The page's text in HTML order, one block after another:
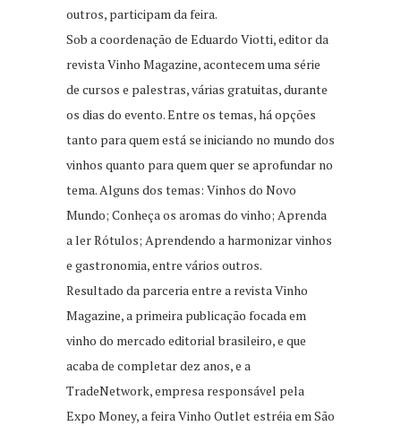
outros, participam da feira.
Sob a coordenação de Eduardo Viotti, editor da
revista Vinho Magazine, acontecem uma série
de cursos e palestras, várias gratuitas, durante
os dias do evento. Entre os temas, há opções
tanto para quem está se iniciando no mundo dos
vinhos quanto para quem quer se aprofundar no
tema. Alguns dos temas: Vinhos do Novo
Mundo; Conheça os aromas do vinho; Aprenda
a ler Rótulos; Aprendendo a harmonizar vinhos
e gastronomia, entre vários outros.
Resultado da parceria entre a revista Vinho
Magazine, a primeira publicação focada em
vinho do mercado editorial brasileiro, e que
acaba de completar dez anos, e a
TradeNetwork, empresa responsável pela
Expo Money, a feira Vinho Outlet estréia em São